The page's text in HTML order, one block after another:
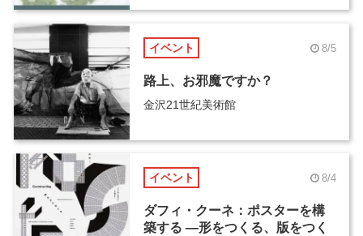
イベント 8/5
路上、お邪魔ですか？
金沢21世紀美術館
イベント 8/4
ダフィ・クーネ：ポスターを構
築する ―形をつくる、版をつく